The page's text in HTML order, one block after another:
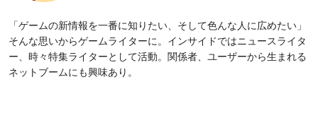
「ゲームの新情報を一番に知りたい、そして色んな人に広めたい」
そんな思いからゲームライターに。インサイドではニュースライタ
ー、時々特集ライターとして活動。関係者、ユーザーから生まれる
ネットブームにも興味あり。